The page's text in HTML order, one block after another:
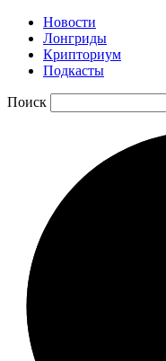
Новости
Лонгриды
Крипториум
Подкасты
Поиск